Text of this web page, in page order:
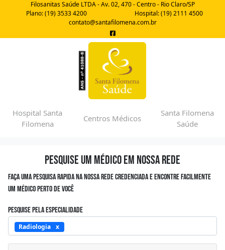
Filosanitas Saúde LTDA - Av. 02, 470 - Centro - Rio Claro/SP
Plano: (19) 3533 4200
Hospital: (19) 2111 4500
contato@santafilomena.com.br
Hospital Santa
Filomena
Centros Médicos
Santa Filomena
Saúde
Pesquise um médico em nossa rede
Faça uma pesquisa rapida na nossa rede credenciada e encontre facilmente
um médico perto de você
Pesquise pela especialidade
Radiologia